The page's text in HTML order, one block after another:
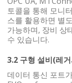
토콜을 통해 모니
스를 활용하면 별
가능하며, 장비 상
수 있습니다.
3.2 구형 설비(레
데이터 통신 포트